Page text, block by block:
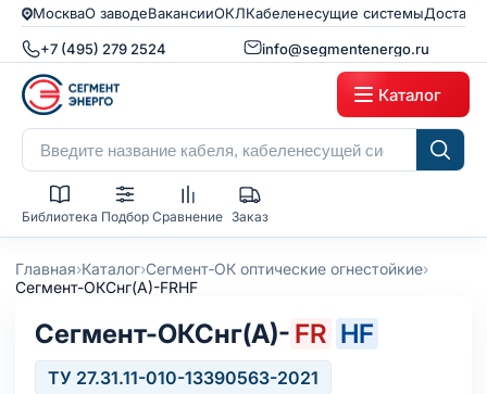
МоскваО заводеВакансииОКЛКабеленесущие системы
+7 (495) 279 2524 info@segmentenergo.ru
Каталог
Библиотека Подбор Сравнение Заказ
Главная›Каталог›Сегмент‑ОК оптические огнестойкие›
Сегмент-ОКСнг(А)-FRHF
Сегмент-ОКСнг(А)- FR HF
ТУ 27.31.11-010-13390563-2021